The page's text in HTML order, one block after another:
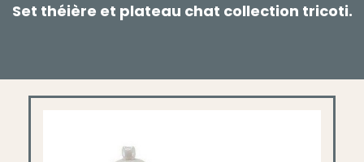
Set théière et plateau chat collection tricoti.